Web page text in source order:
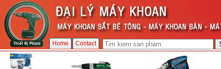
Home Contact